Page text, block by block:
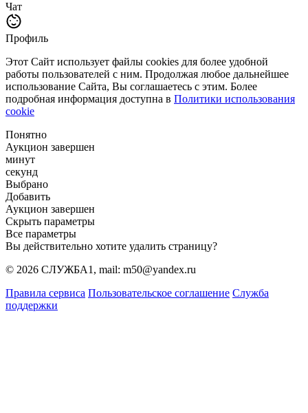
Чат
Профиль
Этот Сайт использует файлы cookies для более удобной
работы пользователей с ним. Продолжая любое дальнейшее
использование Сайта, Вы соглашаетесь с этим. Более
подробная информация доступна в Политики использования
cookie
Понятно
Аукцион завершен
минут
секунд
Выбрано
Добавить
Аукцион завершен
Скрыть параметры
Все параметры
Вы действительно хотите удалить страницу?
© 2026 СЛУЖБА1, mail: m50@yandex.ru
Правила сервиса Пользовательское соглашение Служба
поддержки